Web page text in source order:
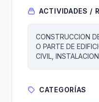
ACTIVIDADES /
CONSTRUCCION
O PARTE DE
CIVIL,
CATEGORÍAS